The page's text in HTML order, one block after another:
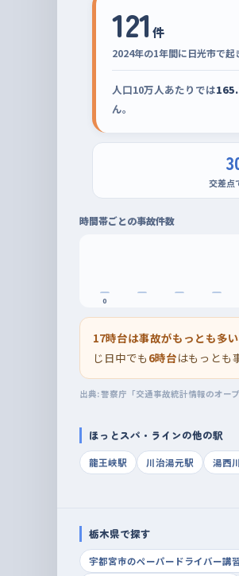
121 件
2024年の1年間に日光市で起
人口10万人あたりでは
ん。
交差点
時間帯ごとの事故件数
0
17時台は事故がもっとも多い
じ日中でも 6時台はもっとも
出典: 警察庁「交通事故統計情報のオー
ほっとスパ・ラインの他の駅
龍王峡駅 川治湯元駅 湯西
栃木県で探す
宇都宮市のペーパードライバー講